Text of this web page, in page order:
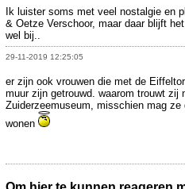
Ik luister soms met veel nostalgie en
& Oetze Verschoor, maar daar blijft
wel bij..
29-11-2019 12:25:05
er zijn ook vrouwen die met de
muur zijn getrouwd. waarom trouwt zij
Zuiderzeemuseum, misschien mag ze
wonen